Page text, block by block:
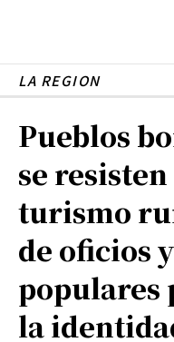
LA REGION
Pueblos
se
turismo
de oficios
populares
la